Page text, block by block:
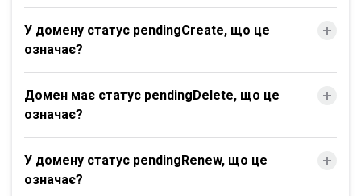
У домену статус pendingCreate, що це
означає?
Домен має статус pendingDelete, що це
означає?
У домену статус pendingRenew, що це
означає?